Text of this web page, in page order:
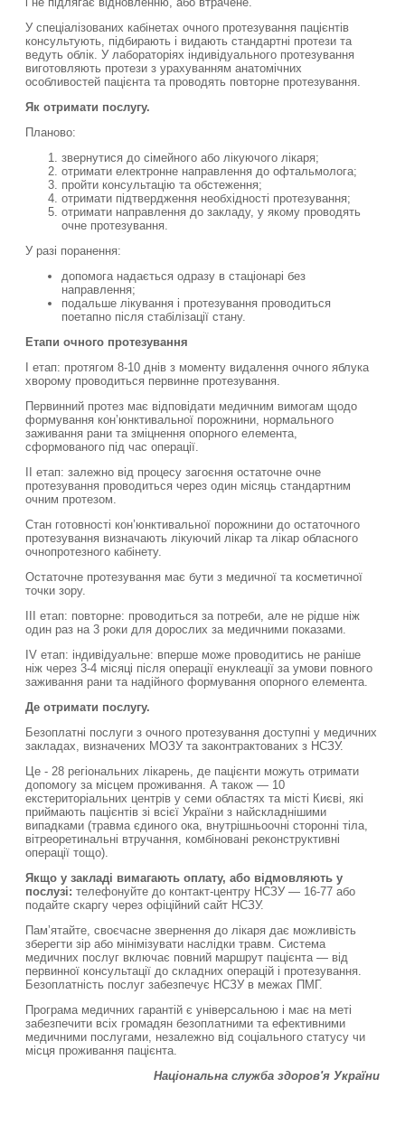
У спеціалізованих кабінетах очного протезування пацієнтів
консультують, підбирають і видають стандартні протези та
ведуть облік. У лабораторіях індивідуального протезування
виготовляють протези з урахуванням анатомічних
особливостей пацієнта та проводять повторне протезування.
Як отримати послугу.
Планово:
звернутися до сімейного або лікуючого лікаря;
отримати електронне направлення до офтальмолога;
пройти консультацію та обстеження;
отримати підтвердження необхідності протезування;
отримати направлення до закладу, у якому проводять
очне протезування.
У разі поранення:
допомога надається одразу в стаціонарі без
направлення;
подальше лікування і протезування проводиться
поетапно після стабілізації стану.
Етапи очного протезування
I етап: протягом 8-10 днів з моменту видалення очного яблука
хворому проводиться первинне протезування.
Первинний протез має відповідати медичним вимогам щодо
формування кон’юнктивальної порожнини, нормального
заживання рани та зміцнення опорного елемента,
сформованого під час операції.
II етап: залежно від процесу загоєння остаточне очне
протезування проводиться через один місяць стандартним
очним протезом.
Стан готовності кон’юнктивальної порожнини до остаточного
протезування визначають лікуючий лікар та лікар обласного
очнопротезного кабінету.
Остаточне протезування має бути з медичної та косметичної
точки зору.
III етап: повторне: проводиться за потреби, але не рідше ніж
один раз на 3 роки для дорослих за медичними показами.
IV етап: індивідуальне: вперше може проводитись не раніше
ніж через 3-4 місяці після операції енуклеації за умови повного
заживання рани та надійного формування опорного елемента.
Де отримати послугу.
Безоплатні послуги з очного протезування доступні у медичних
закладах, визначених МОЗУ та законтрактованих з НСЗУ.
Це - 28 регіональних лікарень, де пацієнти можуть отримати
допомогу за місцем проживання. А також — 10
екстериторіальних центрів у семи областях та місті Києві, які
приймають пацієнтів зі всієї України з найскладнішими
випадками (травма єдиного ока, внутрішньоочні сторонні тіла,
вітреоретинальні втручання, комбіновані реконструктивні
операції тощо).
Якщо у закладі вимагають оплату, або відмовляють у
послузі: телефонуйте до контакт-центру НСЗУ — 16-77 або
подайте скаргу через офіційний сайт НСЗУ.
Памʼятайте, своєчасне звернення до лікаря дає можливість
зберегти зір або мінімізувати наслідки травм. Система
медичних послуг включає повний маршрут пацієнта — від
первинної консультації до складних операцій і протезування.
Безоплатність послуг забезпечує НСЗУ в межах ПМГ.
Програма медичних гарантій є універсальною і має на меті
забезпечити всіх громадян безоплатними та ефективними
медичними послугами, незалежно від соціального статусу чи
місця проживання пацієнта.
Національна служба здоров'я України